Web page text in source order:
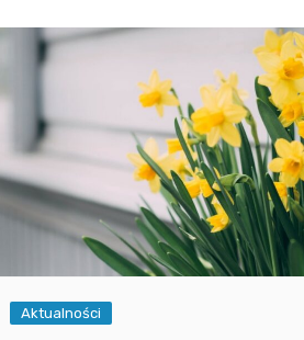
Aktualności